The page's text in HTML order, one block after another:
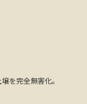
を完全無害化。